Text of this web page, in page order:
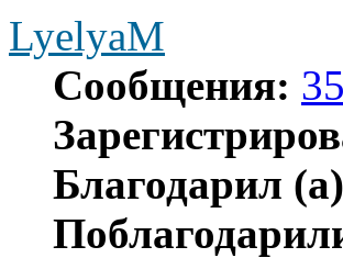
LyelyaM
Сообщения: 35
Благодарил